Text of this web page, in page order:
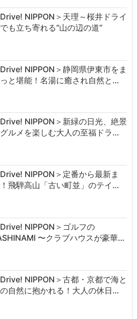
Drive! NIPPON＞天理～桜井ドライ
も立ち寄れる“山の辺の道”
Drive! NIPPON＞静岡県伊東市をま
と堪能！名湯に癒され自然と…
Drive! NIPPON＞新緑の日光、絶景
ルメを楽しむ大人の至福ドラ…
Drive! NIPPON＞定番から最新ま
飛騨高山「古い町並」のテイ…
Drive! NIPPON＞ゴルフの
〜クラブハウスが豪華…
Drive! NIPPON＞古都・京都で海と
自然に抱かれる！大人の休日…